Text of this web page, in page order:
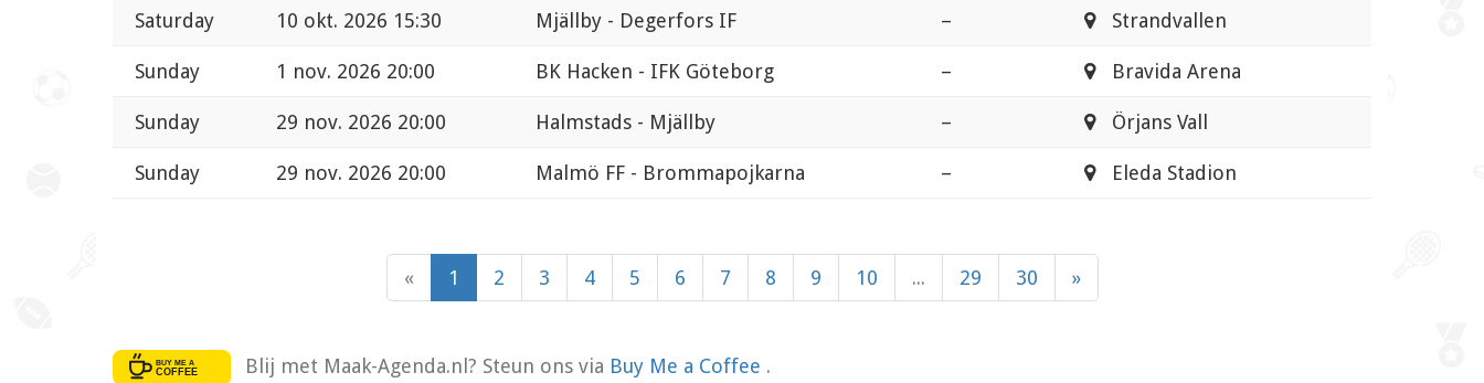
Saturday 10 okt. 2026 15:30 Mjällby - Degerfors IF – Strandvallen
Sunday 1 nov. 2026 20:00 BK Hacken - IFK Göteborg – Bravida Arena
Sunday 29 nov. 2026 20:00 Halmstads - Mjällby – Örjans Vall
Sunday 29 nov. 2026 20:00 Malmö FF - Brommapojkarna – Eleda Stadion
« 1 2 3 4 5 6 7 8 9 10 ... 29 30 »
Blij met Maak-Agenda.nl? Steun ons via Buy Me a Coffee .